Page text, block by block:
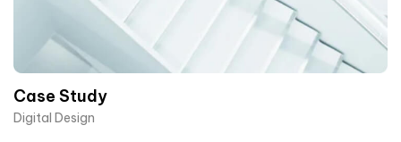
Case Study
Digital Design